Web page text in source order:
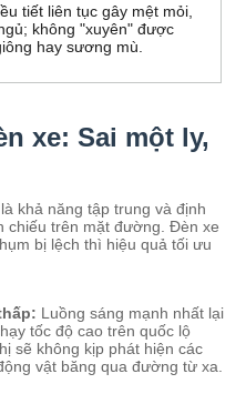
tiết liên tục gây mệt mỏi,
không "xuyên" được
hay sương mù.
xe: Sai một ly,
khả năng tập trung và định
chiếu trên mặt đường. Đèn xe
bị lệch thì hiệu quả tối ưu
Luồng sáng mạnh nhất lại
tốc độ cao trên quốc lộ
sẽ không kịp phát hiện các
vật băng qua đường từ xa.